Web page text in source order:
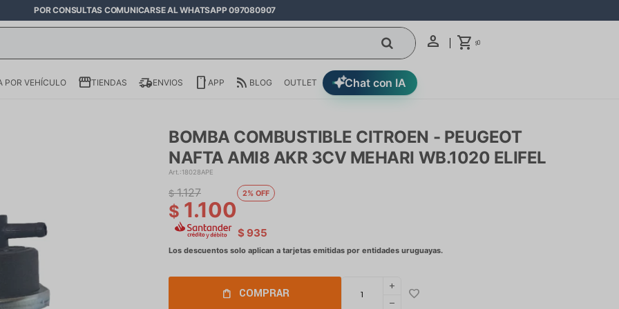
POR CONSULTAS COMUNICARSE AL WHATSAPP 097080907
$0
Chat con IA
POR VEHÍCULO TIENDAS ENVIOS APP BLOG OUTLET
BOMBA COMBUSTIBLE CITROEN - PEUGEOT
NAFTA AMI8 AKR 3CV MEHARI WB.1020 ELIFEL
18028APE
$ 1.100
$ 1.127 2
$ 935
COMPRAR
add
remove